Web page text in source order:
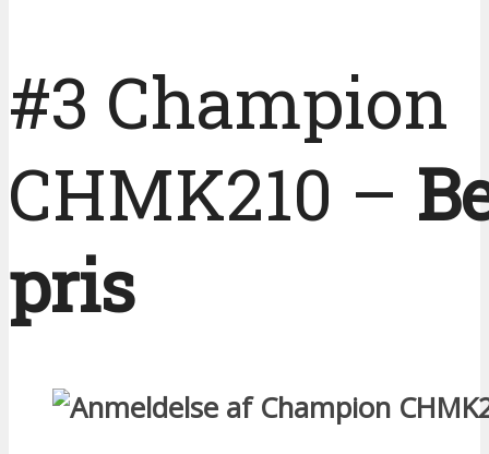
#3 Champion
CHMK210 –
pris